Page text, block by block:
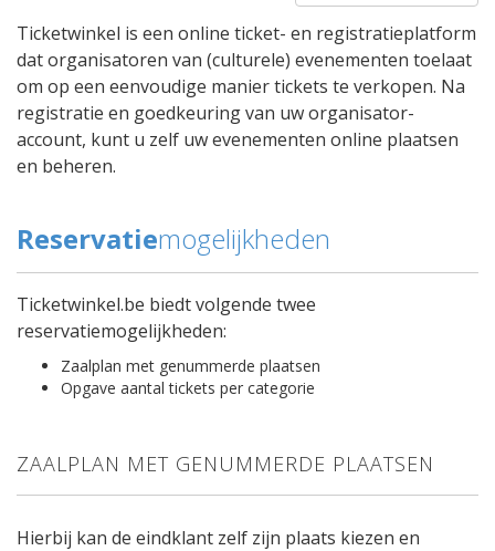
Ticketwinkel is een online ticket- en registratieplatform
dat organisatoren van (culturele) evenementen toelaat
om op een eenvoudige manier tickets te verkopen. Na
registratie en goedkeuring van uw organisator-
account, kunt u zelf uw evenementen online plaatsen
en beheren.
Reservatiemogelijkheden
Ticketwinkel.be biedt volgende twee
reservatiemogelijkheden:
Zaalplan met genummerde plaatsen
Opgave aantal tickets per categorie
ZAALPLAN MET GENUMMERDE PLAATSEN
Hierbij kan de eindklant zelf zijn plaats kiezen en